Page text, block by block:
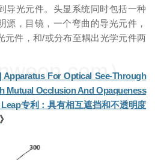
导光元件。头显系统同时包括一种
源，目镜，一个弯曲的导光元件，
元件，和/或分布至耦出光学元件两
Apparatus For Optical See-Through
Mutual Occlusion And Opaqueness
专利：具有相互遮挡和不透明度
》
）